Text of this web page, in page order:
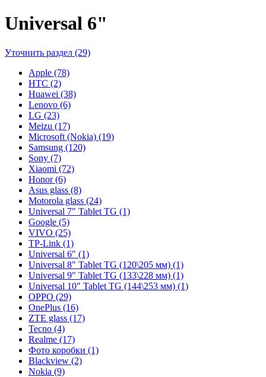
Universal 6"
Уточнить раздел (29)
Apple (78)
HTC (2)
Huawei (38)
Lenovo (6)
LG (23)
Meizu (17)
Microsoft (Nokia) (19)
Samsung (120)
Sony (7)
Xiaomi (72)
Honor (6)
Asus glass (8)
Motorola glass (24)
Universal 7" Tablet TG (1)
Google (5)
VIVO (25)
TP-Link (1)
Universal 6" (1)
Universal 8" Tablet TG (120\205 мм) (1)
Universal 9" Tablet TG (133\228 мм) (1)
Universal 10" Tablet TG (144\253 мм) (1)
OPPO (29)
OnePlus (16)
ZTE glass (17)
Tecno (4)
Realme (17)
Фото коробки (1)
Blackview (2)
Nokia (9)